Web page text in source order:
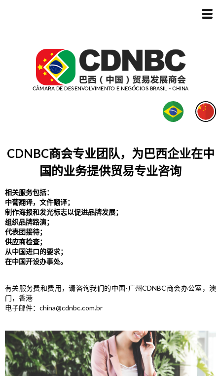
CDNBC商会专业团队，为巴西企业在中
国的业务提供贸易专业咨询
相关服务包括：
中葡翻译，文件翻译；
制作海报和发光标志以促进品牌发展；
组织品牌路演；
代表团接待；
供应商检查；
从中国进口的要求；
在中国开设办事处。
有关服务费和费用，请咨询我们的中国-广州CDNBC商会办公室，澳
门，香港
电子邮件：china@cdnbc.com.br